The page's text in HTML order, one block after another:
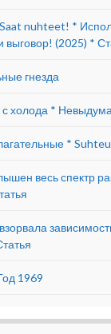
nuhteet! *
выговор! (2025) *
гнезда
холода *
*
весь спектр
1969